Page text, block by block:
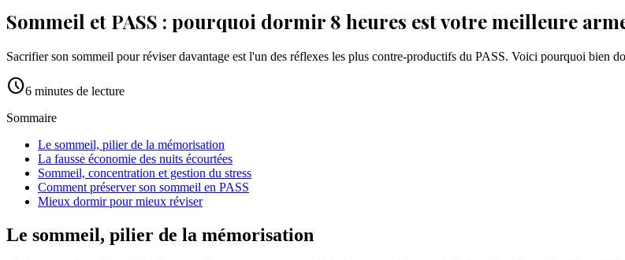
Sommeil et PASS : pourquoi dormir 8 heures est votre meilleure
Sacrifier son sommeil pour réviser davantage est l'un des réflexes les plus contre-productifs du PASS. Voici pourquoi bien
schedule6 minutes de lecture
Sommaire
Le sommeil, pilier de la mémorisation
La fausse économie des nuits écourtées
Sommeil, concentration et gestion du stress
Comment préserver son sommeil en PASS
Mieux dormir pour mieux réviser
Le sommeil, pilier de la mémorisation